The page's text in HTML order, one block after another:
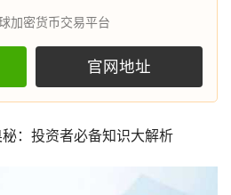
加密货币交易平台
官网地址
：投资者必备知识大解析